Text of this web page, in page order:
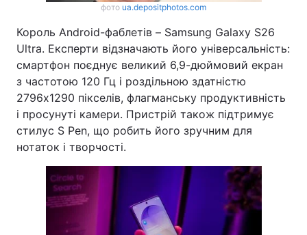
фото ua.depositphotos.com
Король Android-фаблетів – Samsung Galaxy S26
Ultra. Експерти відзначають його універсальність:
смартфон поєднує великий 6,9-дюймовий екран
з частотою 120 Гц і роздільною здатністю
2796x1290 пікселів, флагманську продуктивність
і просунуті камери. Пристрій також підтримує
стилус S Pen, що робить його зручним для
нотаток і творчості.